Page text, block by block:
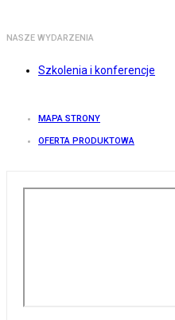
NASZE WYDARZENIA
Szkolenia i konferencje
MAPA STRONY
OFERTA PRODUKTOWA